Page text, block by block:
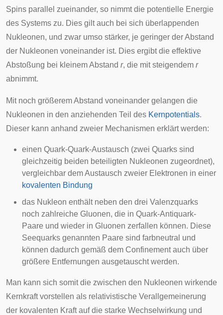
Spins parallel zueinander, so nimmt die potentielle Energie
des Systems zu. Dies gilt auch bei sich überlappenden
Nukleonen, und zwar umso stärker, je geringer der Abstand
der Nukleonen voneinander ist. Dies ergibt die effektive
Abstoßung bei kleinem Abstand r, die mit steigendem r
abnimmt.
Mit noch größerem Abstand voneinander gelangen die
Nukleonen in den anziehenden Teil des Kernpotentials.
Dieser kann anhand zweier Mechanismen erklärt werden:
einen Quark-Quark-Austausch (zwei Quarks sind
gleichzeitig beiden beteiligten Nukleonen zugeordnet),
vergleichbar dem Austausch zweier Elektronen in einer
kovalenten Bindung
das Nukleon enthält neben den drei Valenzquarks
noch zahlreiche Gluonen, die in Quark-Antiquark-
Paare und wieder in Gluonen zerfallen können. Diese
Seequarks genannten Paare sind farbneutral und
können dadurch gemäß dem Confinement auch über
größere Entfernungen ausgetauscht werden.
Man kann sich somit die zwischen den Nukleonen wirkende
Kernkraft vorstellen als relativistische Verallgemeinerung
der kovalenten Kraft auf die starke Wechselwirkung und